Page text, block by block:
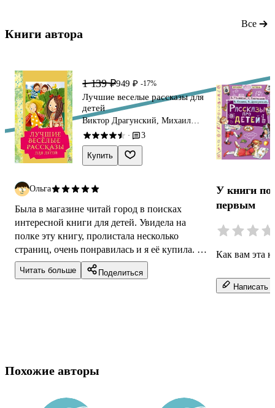
Книги автора
Все
1 139 ₽949 ₽ -17%
Лучшие веселые рассказы для
детей
Виктор Драгунский, Михаил
Зощенко, Леонид Каминский
· 3
Купить
Ольга
Была в магазине читай город в поисках
интересной книги для детей. Увидела на
полке эту книгу, пролистала несколько
страниц, очень понравилась и я её купила. И
не пожалела, мои дети прочитали её с боль...
Читать больше Поделиться
У книги
первым
Как вам эта
Написать
Похожие авторы